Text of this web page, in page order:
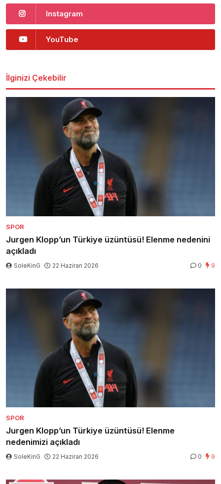
Instagram
YouTube
İlginizi Çekebilir
SPOR
Jurgen Klopp’un Türkiye üzüntüsü! Elenme nedenini
açıkladı
SoleKinG 22 Haziran 2026 0 9
SPOR
Jurgen Klopp’un Türkiye üzüntüsü! Elenme
nedenimizi açıkladı
SoleKinG 22 Haziran 2026 0 9